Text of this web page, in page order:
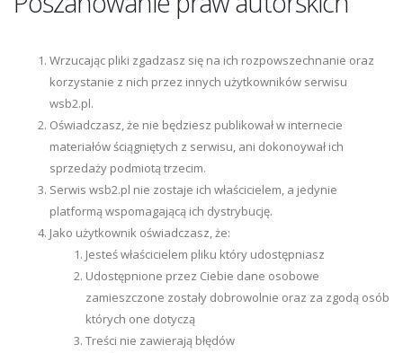
Wrzucając pliki zgadzasz się na ich rozpowszechnanie oraz
korzystanie z nich przez innych użytkowników serwisu
wsb2.pl.
Oświadczasz, że nie będziesz publikował w internecie
materiałów ściągniętych z serwisu, ani dokonoywał ich
sprzedaży podmiotą trzecim.
Serwis wsb2.pl nie zostaje ich właścicielem, a jedynie
platformą wspomagającą ich dystrybucję.
Jako użytkownik oświadczasz, że:
Jesteś właścicielem pliku który udostępniasz
Udostępnione przez Ciebie dane osobowe
zamieszczone zostały dobrowolnie oraz za zgodą osób
których one dotyczą
Treści nie zawierają błędów